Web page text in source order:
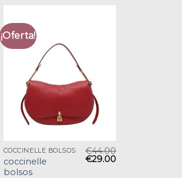
¡Oferta!
COCCINELLE BOLSOS
coccinelle
bolsos
€44.00
€29.00